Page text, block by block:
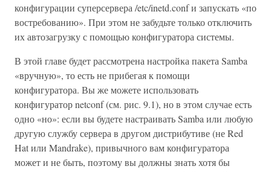
конфигурации суперсервера /etc/inetd.conf и запускать «по
востребованию». При этом не забудьте только отключить
их автозагрузку с помощью конфигуратора системы.
В этой главе будет рассмотрена настройка пакета Samba
«вручную», то есть не прибегая к помощи
конфигуратора. Вы же можете использовать
конфигуратор netconf (см. рис. 9.1), но в этом случае есть
одно «но»: если вы будете настраивать Samba или любую
другую службу сервера в другом дистрибутиве (не Red
Hat или Mandrake), привычного вам конфигуратора
может и не быть, поэтому вы должны знать хотя бы